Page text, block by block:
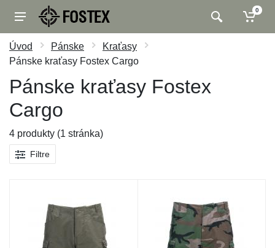
0
Úvod Pánske
Kraťasy
Pánske kraťasy Fostex Cargo
Pánske kraťasy Fostex
Cargo
4 produkty (1 stránka)
Filtre